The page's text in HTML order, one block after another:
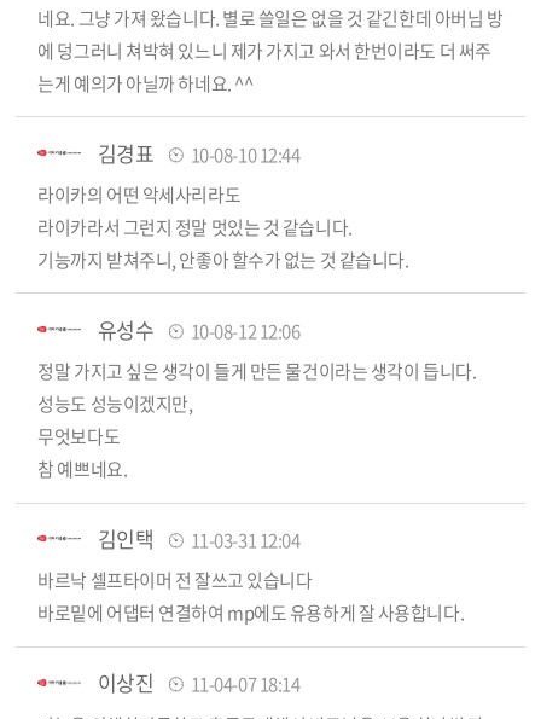
네요. 그냥 가져 왔습니다. 별로 쓸일은 없을 것 같긴한데 아버님 방
에 덩그러니 쳐박혀 있느니 제가 가지고 와서 한번이라도 더 써주
는게 예의가 아닐까 하네요. ^^
김경표
10-08-10 12:44
라이카의 어떤 악세사리라도
라이카라서 그런지 정말 멋있는 것 같습니다.
기능까지 받쳐주니, 안좋아 할수가 없는 것 같습니다.
유성수
10-08-12 12:06
정말 가지고 싶은 생각이 들게 만든 물건이라는 생각이 듭니다.
성능도 성능이겠지만,
무엇보다도
참 예쁘네요.
김인택
11-03-31 12:04
바르낙 셀프타이머 전 잘쓰고 있습니다
바로밑에 어댑터 연결하여 mp에도 유용하게 잘 사용합니다.
이상진
11-04-07 18:14